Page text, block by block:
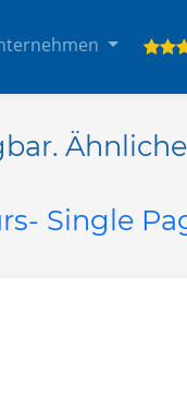
Single